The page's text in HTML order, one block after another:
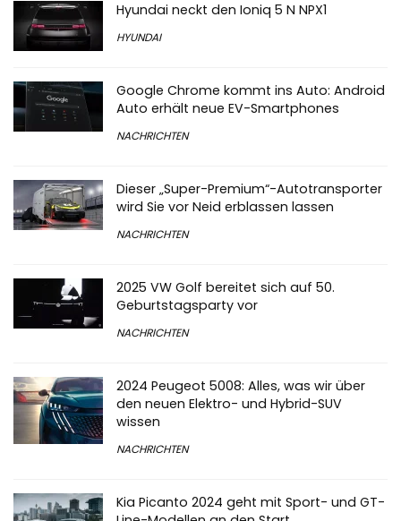
Hyundai neckt den Ioniq 5 N NPX1
HYUNDAI
Google Chrome kommt ins Auto: Android
Auto erhält neue EV-Smartphones
NACHRICHTEN
Dieser „Super-Premium“-Autotransporter
wird Sie vor Neid erblassen lassen
NACHRICHTEN
2025 VW Golf bereitet sich auf 50.
Geburtstagsparty vor
NACHRICHTEN
2024 Peugeot 5008: Alles, was wir über
den neuen Elektro- und Hybrid-SUV
wissen
NACHRICHTEN
Kia Picanto 2024 geht mit Sport- und GT-